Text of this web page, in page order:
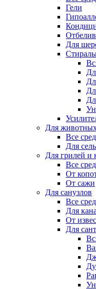
Гели
Для
Для
Все
Для
Для грилей и
Все
От
От сажи
Для санузлов
Все
Для
От
Для